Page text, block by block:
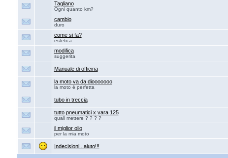
Tagliano
Ogni quanto km?
cambio
duro
come si fa?
estetica
modifica
suggerita
Manuale di officina
la moto va da diooooooo
la moto è perfetta
tubo in treccia
tutto pneumatici x vara 125
quali mettere ? ? ? ?
il miglior olio
per la mia moto
Indecisioni...aiuto!!!